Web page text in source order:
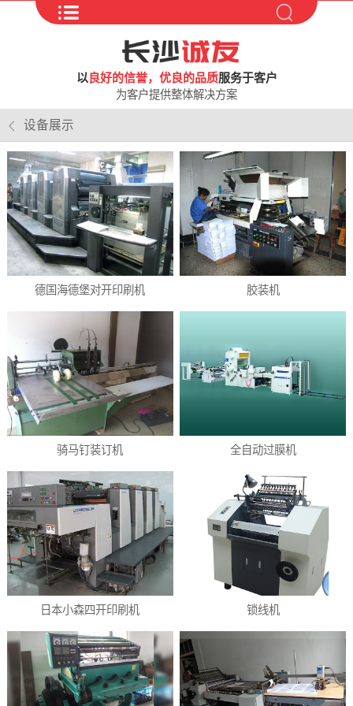
以良好的信誉，优良的品质服务于客户
为客户提供整体解决方案
设备展示
德国海德堡对开印刷机 胶装机
骑马钉装订机 全自动过膜机
日本小森四开印刷机 锁线机